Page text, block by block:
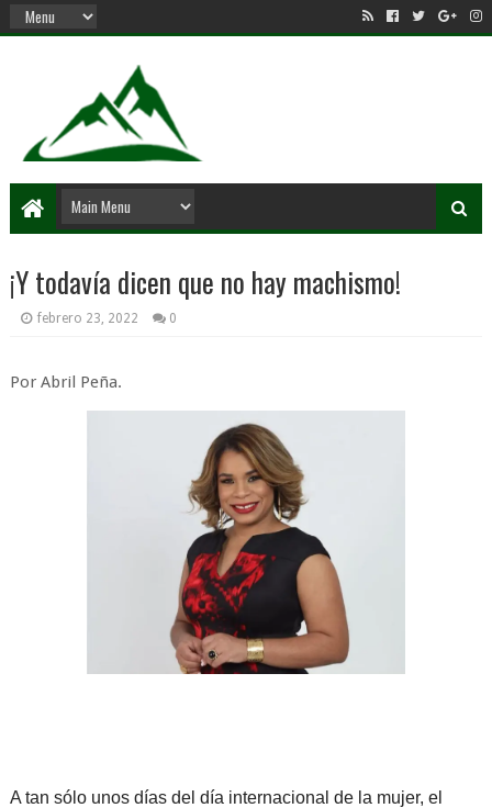
¡Y todavía dicen que no hay machismo!
febrero 23, 2022 0
Por Abril Peña.
A tan sólo unos días del día internacional de la mujer, el